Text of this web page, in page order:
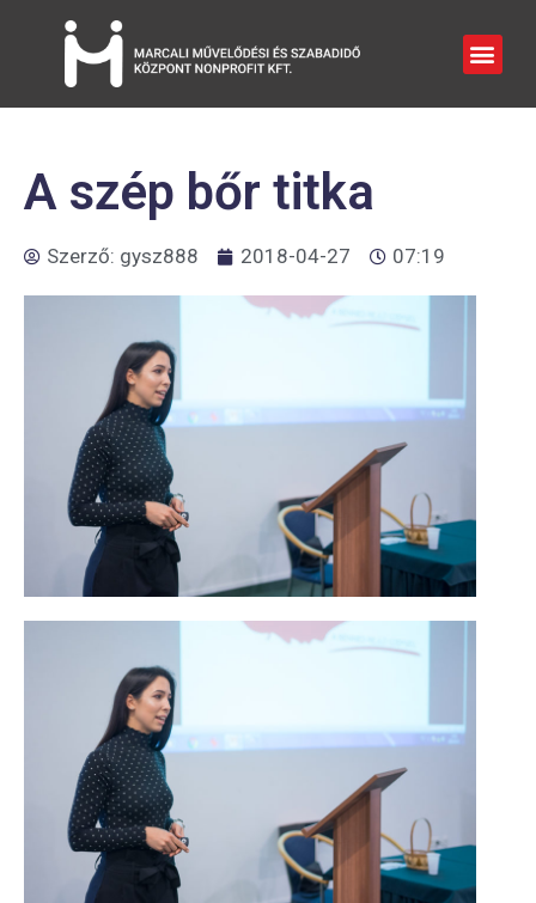
A szép bőr titka
Szerző: gysz888 2018-04-27 07:19